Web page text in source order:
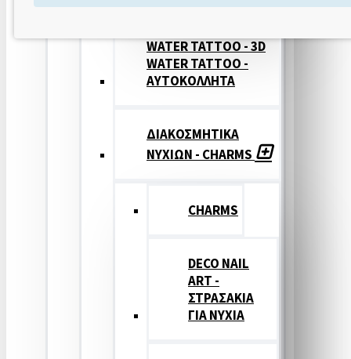
WATER TATTOO - 3D
WATER TATTOO -
ΑΥΤΟΚΟΛΛΗΤΑ
ΔΙΑΚΟΣΜΗΤΙΚΑ
ΝΥΧΙΩΝ - CHARMS
CHARMS
DECO NAIL
ART -
ΣΤΡΑΣΑΚΙΑ
ΓΙΑ ΝΥΧΙΑ